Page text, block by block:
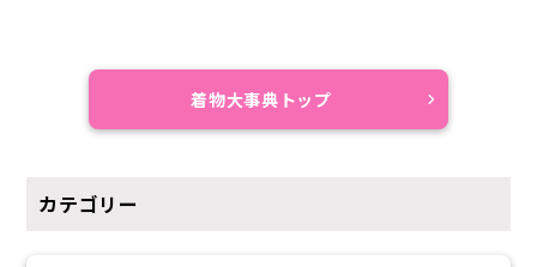
着物大事典トップ
カテゴリー